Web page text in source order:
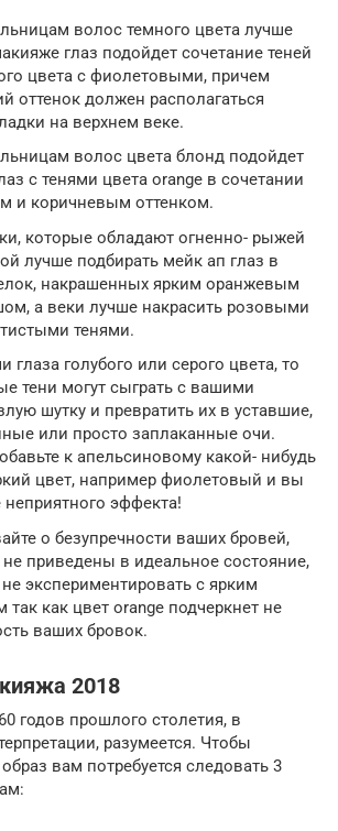
волос темного цвета лучше
глаз подойдет сочетание теней
цвета с фиолетовыми, причем
оттенок должен располагаться
на верхнем веке.
волос цвета блонд подойдет
с тенями цвета orange в сочетании
и коричневым оттенком.
которые обладают огненно- рыжей
лучше подбирать мейк ап глаз в
накрашенных ярким оранжевым
а веки лучше накрасить розовыми
тенями.
глаза голубого или серого цвета, то
тени могут сыграть с вашими
шутку и превратить их в уставшие,
или просто заплаканные очи.
к апельсиновому какой- нибудь
цвет, например фиолетовый и вы
неприятного эффекта!
о безупречности ваших бровей,
приведены в идеальное состояние,
экспериментировать с ярким
так как цвет orange подчеркнет не
ваших бровок.
2018
годов прошлого столетия, в
разумеется. Чтобы
вам потребуется следовать 3